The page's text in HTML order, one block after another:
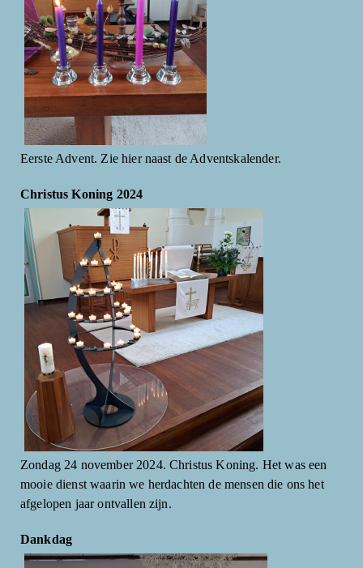
Eerste Advent. Zie hier naast de Adventskalender.
Christus Koning 2024
Zondag 24 november 2024. Christus Koning. Het was een
mooie dienst waarin we herdachten de mensen die ons het
afgelopen jaar ontvallen zijn.
Dankdag